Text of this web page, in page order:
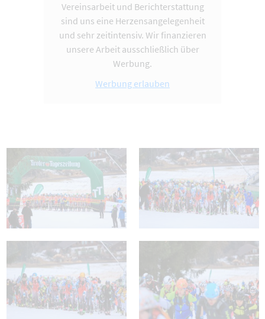
Vereinsarbeit und Berichterstattung
sind uns eine Herzensangelegenheit
und sehr zeitintensiv. Wir finanzieren
unsere Arbeit ausschließlich über
Werbung.
Werbung erlauben